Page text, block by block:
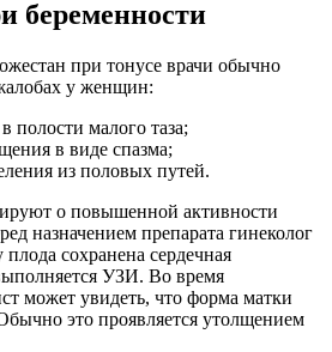
беременности
при тонусе врачи обычно
у женщин:
полости малого таза;
в виде спазма;
из половых путей.
о повышенной активности
назначением препарата гинеколог
сохранена сердечная
УЗИ. Во время
может увидеть, что форма матки
это проявляется утолщением